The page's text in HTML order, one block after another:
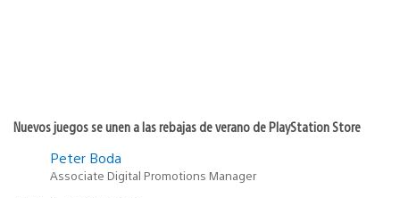
Nuevos juegos se unen a las rebajas de verano de PlayStation Store
Peter Boda
Associate Digital Promotions Manager